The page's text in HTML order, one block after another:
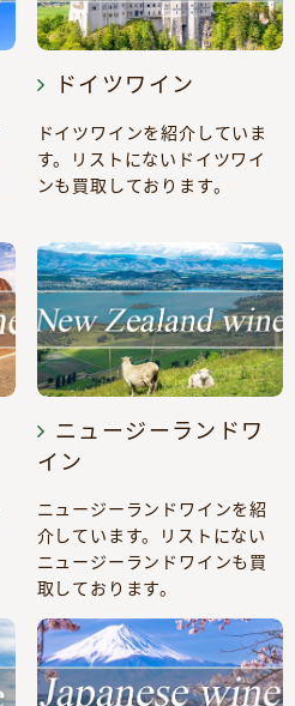
ドイツワイン
ドイツワインを紹介していま
す。リストにないドイツワイ
ンも買取しております。
ニュージーランドワ
イン
ニュージーランドワインを紹
介しています。リストにない
ニュージーランドワインも買
取しております。